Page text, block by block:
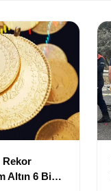
Rekor
Altın 6 Bin